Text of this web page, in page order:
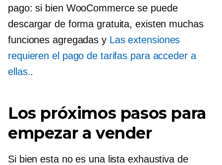
pago: si bien WooCommerce se puede
descargar de forma gratuita, existen muchas
funciones agregadas y Las extensiones
requieren el pago de tarifas para acceder a
ellas..
Los próximos pasos para
empezar a vender
Si bien esta no es una lista exhaustiva de